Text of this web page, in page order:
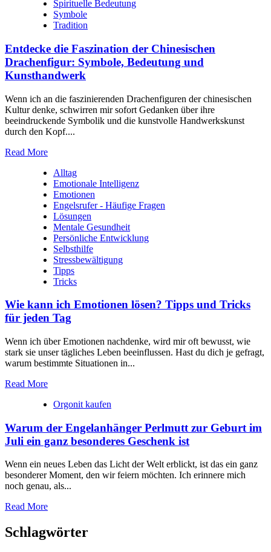
Spirituelle Bedeutung
Symbole
Tradition
Entdecke die Faszination der Chinesischen
Drachenfigur: Symbole, Bedeutung und
Kunsthandwerk
Wenn ich an die faszinierenden Drachenfiguren der chinesischen
Kultur denke, schwirren mir sofort Gedanken über ihre
beeindruckende Symbolik und die kunstvolle Handwerkskunst
durch den Kopf....
Read More
Alltag
Emotionale Intelligenz
Emotionen
Engelsrufer - Häufige Fragen
Lösungen
Mentale Gesundheit
Persönliche Entwicklung
Selbsthilfe
Stressbewältigung
Tipps
Tricks
Wie kann ich Emotionen lösen? Tipps und Tricks
für jeden Tag
Wenn ich über Emotionen nachdenke, wird mir oft bewusst, wie
stark ‍sie ⁤unser ⁢tägliches Leben beeinflussen. Hast du dich je gefragt,
warum bestimmte ‌Situationen in...
Read More
Orgonit kaufen
Warum der Engelanhänger Perlmutt zur Geburt im
Juli ein ganz besonderes Geschenk ist
Wenn ein neues Leben das Licht der Welt erblickt, ist das ein ganz
besonderer Moment, den wir feiern möchten. Ich erinnere mich
noch genau, als...
Read More
Schlagwörter